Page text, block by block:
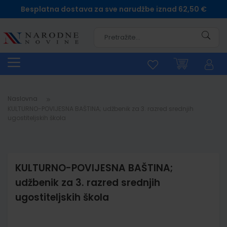
Besplatna dostava za sve narudžbe iznad 62,50 €
Naslovna
KULTURNO-POVIJESNA BAŠTINA;
udžbenik za 3. razred srednjih
ugostiteljskih škola